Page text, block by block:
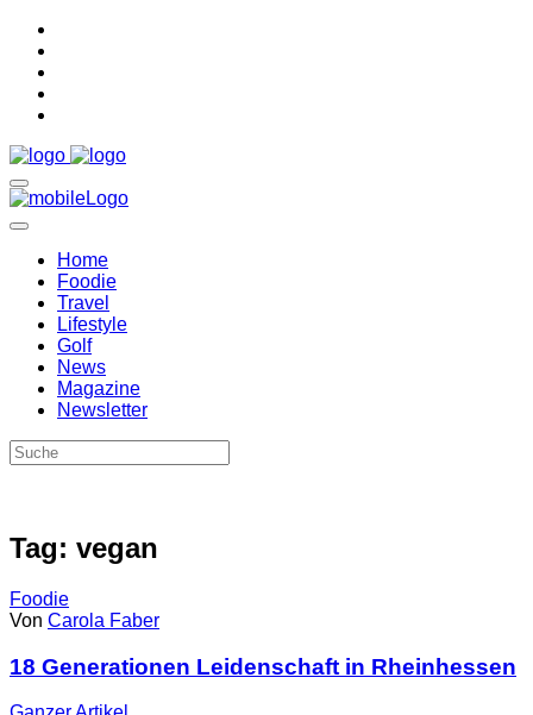
Home
Foodie
Travel
Lifestyle
Golf
News
Magazine
Newsletter
Tag: vegan
Foodie
Von Carola Faber
18 Generationen Leidenschaft in Rheinhessen